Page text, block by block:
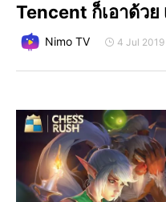
Tencent ก็เอาด้วย
Nimo TV 4 Jul